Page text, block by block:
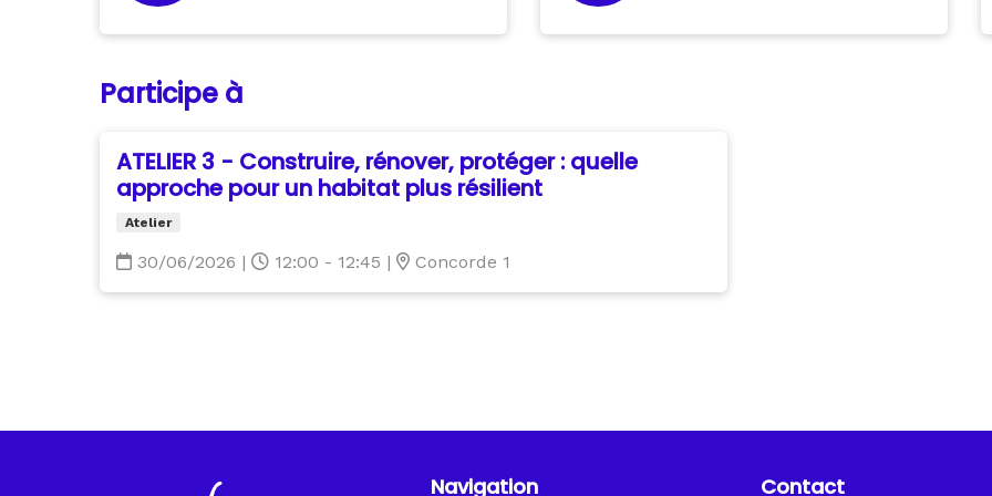
Participe à
ATELIER 3 - Construire, rénover, protéger : quelle
approche pour un habitat plus résilient
Atelier
30/06/2026 | 12:00 - 12:45 | Concorde 1
Navigation Contact